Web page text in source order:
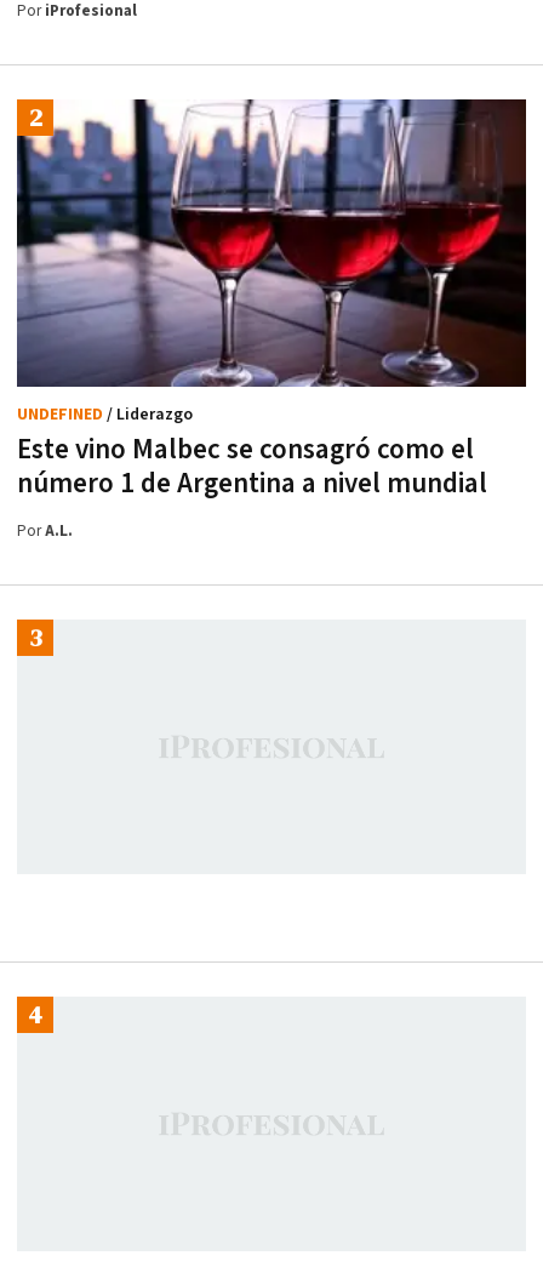
PoriProfesional
Este vino Malbec se consagró como el
número 1 de Argentina a nivel mundial
UNDEFINED / Liderazgo
PorA.L.